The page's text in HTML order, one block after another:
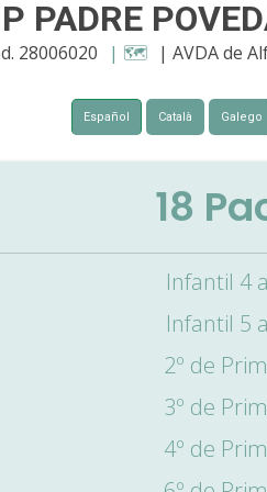
PADRE
28006020 | 🗺️ | AVDA de
Español Català Galego
18
Infantil 4
Infantil 5
2º de
3º de
4º de